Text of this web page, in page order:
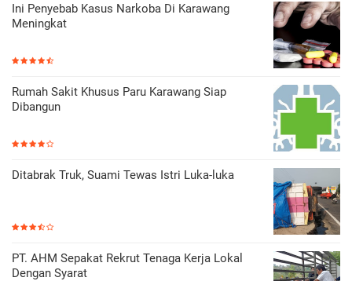
Ini Penyebab Kasus Narkoba Di Karawang
Meningkat
Rumah Sakit Khusus Paru Karawang Siap
Dibangun
Ditabrak Truk, Suami Tewas Istri Luka-luka
PT. AHM Sepakat Rekrut Tenaga Kerja Lokal
Dengan Syarat